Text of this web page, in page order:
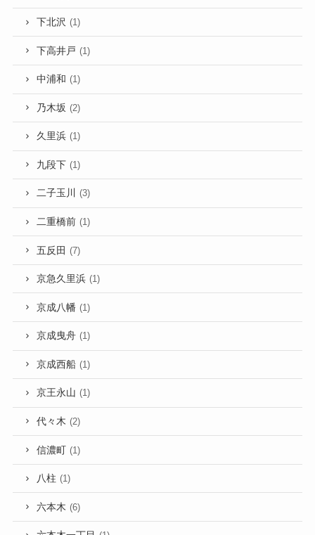
下北沢 (1)
下高井戸 (1)
中浦和 (1)
乃木坂 (2)
久里浜 (1)
九段下 (1)
二子玉川 (3)
二重橋前 (1)
五反田 (7)
京急久里浜 (1)
京成八幡 (1)
京成曳舟 (1)
京成西船 (1)
京王永山 (1)
代々木 (2)
信濃町 (1)
八柱 (1)
六本木 (6)